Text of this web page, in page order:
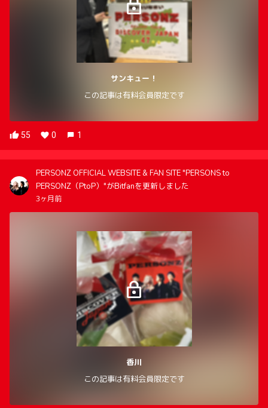
サンキュー！
この記事は有料会員限定です
55 0 1
PERSONZ OFFICIAL WEBSITE & FAN SITE "PERSONS to
PERSONZ（PtoP）"がBitfanを更新しました
3ヶ月前
香川
この記事は有料会員限定です